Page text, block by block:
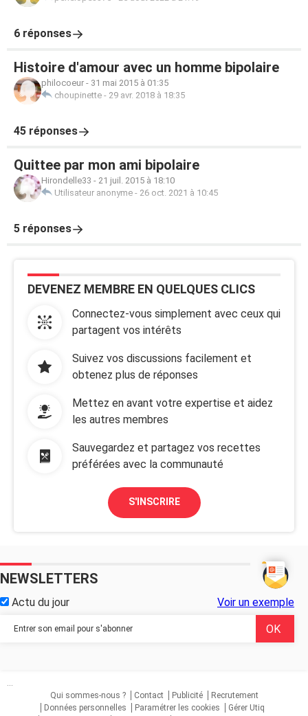
6 réponses
Histoire d'amour avec un homme bipolaire
philocoeur - 31 mai 2015 à 01:35
choupinette - 29 avr. 2018 à 18:35
45 réponses
Quittee par mon ami bipolaire
Hirondelle33 - 21 juil. 2015 à 18:10
Utilisateur anonyme - 26 oct. 2021 à 10:45
5 réponses
DEVENEZ MEMBRE EN QUELQUES CLICS
Connectez-vous simplement avec ceux qui
partagent vos intérêts
Suivez vos discussions facilement et
obtenez plus de réponses
Mettez en avant votre expertise et aidez
les autres membres
Sauvegardez et partagez vos recettes
préférées avec la communauté
S'INSCRIRE
NEWSLETTERS
Actu du jour Voir un exemple
...
Qui sommes-nous ?
Contact Publicité
Recrutement
Données personnelles
Paramétrer les cookies
Gérer Utiq